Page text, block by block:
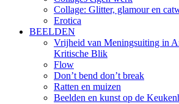
Collage: Glitter, glamour en
Erotica
BEELDEN
Vrijheid van Meningsuiting in
Kritische Blik
Flow
Don’t bend don’t break
Ratten en muizen
Beelden en kunst op de